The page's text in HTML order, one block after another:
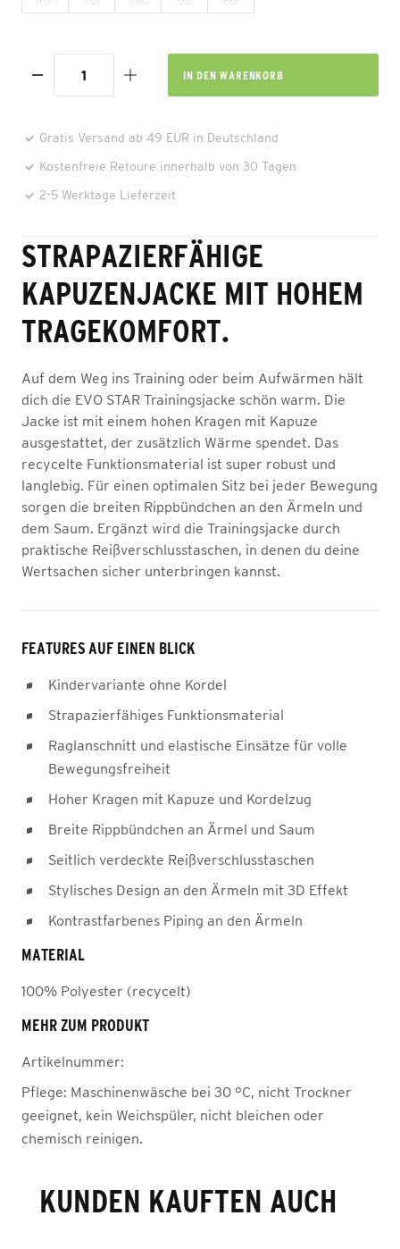
IN DEN WARENKORB
Gratis Versand ab 49 EUR in Deutschland
Kostenfreie Retoure innerhalb von 30 Tagen
2-5 Werktage Lieferzeit
STRAPAZIERFÄHIGE
KAPUZENJACKE MIT HOHEM
TRAGEKOMFORT.
Auf dem Weg ins Training oder beim Aufwärmen hält
dich die EVO STAR Trainingsjacke schön warm. Die
Jacke ist mit einem hohen Kragen mit Kapuze
ausgestattet, der zusätzlich Wärme spendet. Das
recycelte Funktionsmaterial ist super robust und
langlebig. Für einen optimalen Sitz bei jeder Bewegung
sorgen die breiten Rippbündchen an den Ärmeln und
dem Saum. Ergänzt wird die Trainingsjacke durch
praktische Reißverschlusstaschen, in denen du deine
Wertsachen sicher unterbringen kannst.
FEATURES AUF EINEN BLICK
Kindervariante ohne Kordel
Strapazierfähiges Funktionsmaterial
Raglanschnitt und elastische Einsätze für volle
Bewegungsfreiheit
Hoher Kragen mit Kapuze und Kordelzug
Breite Rippbündchen an Ärmel und Saum
Seitlich verdeckte Reißverschlusstaschen
Stylisches Design an den Ärmeln mit 3D Effekt
Kontrastfarbenes Piping an den Ärmeln
MATERIAL
100% Polyester (recycelt)
MEHR ZUM PRODUKT
Artikelnummer:
Pflege: Maschinenwäsche bei 30 °C, nicht Trockner
geeignet, kein Weichspüler, nicht bleichen oder
chemisch reinigen.
KUNDEN KAUFTEN AUCH